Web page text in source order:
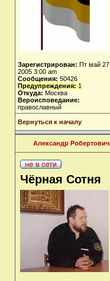
Зарегистрирован: Пт май 27,
2005 3:00 am
Сообщения: 50426
Предупреждения: 1
Откуда: Москва
Вероисповедание:
православный
Вернуться к началу
Александр Робертович
Чёрная Сотня